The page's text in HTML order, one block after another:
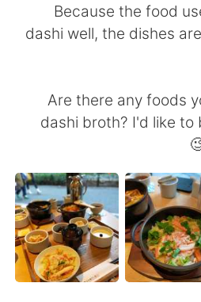
Русский ไทย
Türkçe Tiếng
Because the food
dashi well, the dishes
Are there any foods
dashi broth? I'd like to